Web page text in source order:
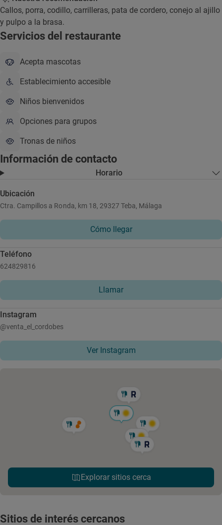
Callos, porra, codillo, carrilleras, pata de cordero, conejo al ajillo
y pulpo a la brasa.
Servicios del restaurante
Acepta mascotas
Establecimiento accesible
Niños bienvenidos
Opciones para grupos
Tronas de niños
Información de contacto
Horario
Ubicación
Ctra. Campillos a Ronda, km 18, 29327 Teba, Málaga
Cómo llegar
Teléfono
624829816
Llamar
Instagram
@venta_el_cordobes
Ver Instagram
Explorar sitios cerca
Sitios de interés cercanos